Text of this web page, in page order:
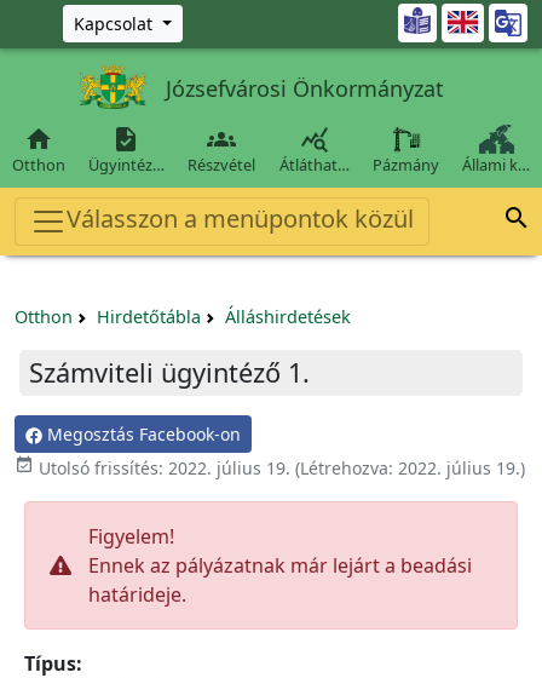
Ugrás a fő tartalomra
Kapcsolat 
Józsefvárosi Önkormányzat

Otthon

Ügyintéz…

Részvétel

Átláthat… Pázmány Állami k…
Válasszon a menüpontok közül 
Otthon Hirdetőtábla Álláshirdetések
Számviteli ügyintéző 1.
Megosztás Facebook-on
 Utolsó frissítés: 2022. július 19. (Létrehozva: 2022. július 19.)
Figyelem!
Ennek az pályázatnak már lejárt a beadási
határideje.
Típus: